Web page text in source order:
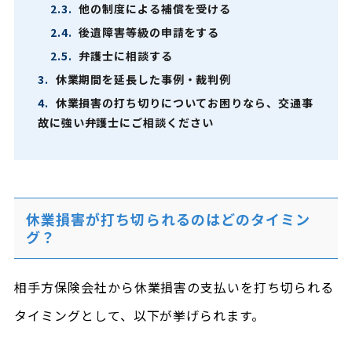
2.3. 他の制度による補償を受ける
2.4. 後遺障害等級の申請をする
2.5. 弁護士に相談する
3. 休業期間を延長した事例・裁判例
4. 休業損害の打ち切りについてお困りなら、交通事
故に強い弁護士にご相談ください
休業損害が打ち切られるのはどのタイミン
グ？
相手方保険会社から休業損害の支払いを打ち切られる
タイミングとして、以下が挙げられます。